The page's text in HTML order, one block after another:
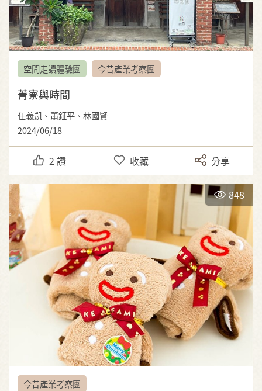
空間走讀體驗團 今昔產業考察團
菁寮與時間
任義凱、蕭鉦平、林國賢
2024/06/18
2 讚 收藏 分享
848
今昔產業考察團